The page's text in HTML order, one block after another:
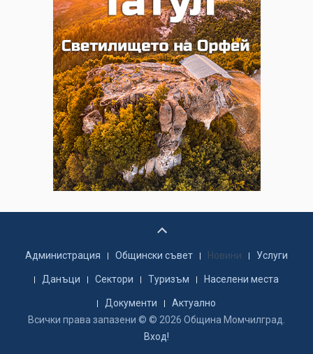
Администрация Общински съвет Новини Услуги
Данъци Сектори Туризъм Населени места
Документи
Актуално
Всички права запазени © © 2026 Община Момчилград.
Вход!